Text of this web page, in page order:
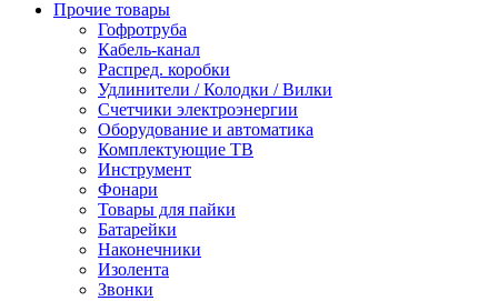
Прочие товары
Гофротруба
Кабель-канал
Распред. коробки
Удлинители / Колодки / Вилки
Счетчики электроэнергии
Оборудование и автоматика
Комплектующие ТВ
Инструмент
Фонари
Товары для пайки
Батарейки
Наконечники
Изолента
Звонки